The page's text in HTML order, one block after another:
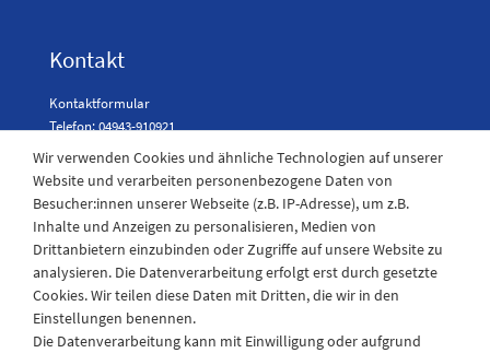
Kontakt
Kontaktformular
Telefon: 04943-910921
Laden Öffnungszeiten
Montag - Freitag
08:30 - 12:30 und 13.00 - 17.30 Uhr
Samstags
08:30 bis 12:30 Uhr
Wir verwenden Cookies und ähnliche Technologien auf unserer
Website und verarbeiten personenbezogene Daten von
Besucher:innen unserer Webseite (z.B. IP-Adresse), um z.B.
Inhalte und Anzeigen zu personalisieren, Medien von
Drittanbietern einzubinden oder Zugriffe auf unsere Website zu
analysieren. Die Datenverarbeitung erfolgt erst durch gesetzte
Cookies. Wir teilen diese Daten mit Dritten, die wir in den
Einstellungen benennen.
Die Datenverarbeitung kann mit Einwilligung oder aufgrund